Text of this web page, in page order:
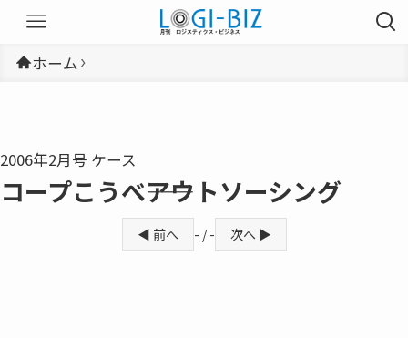
ホーム
2006年2月号 ケース
コープこうべ――アウトソーシング
◀ 前へ - / - 次へ ▶